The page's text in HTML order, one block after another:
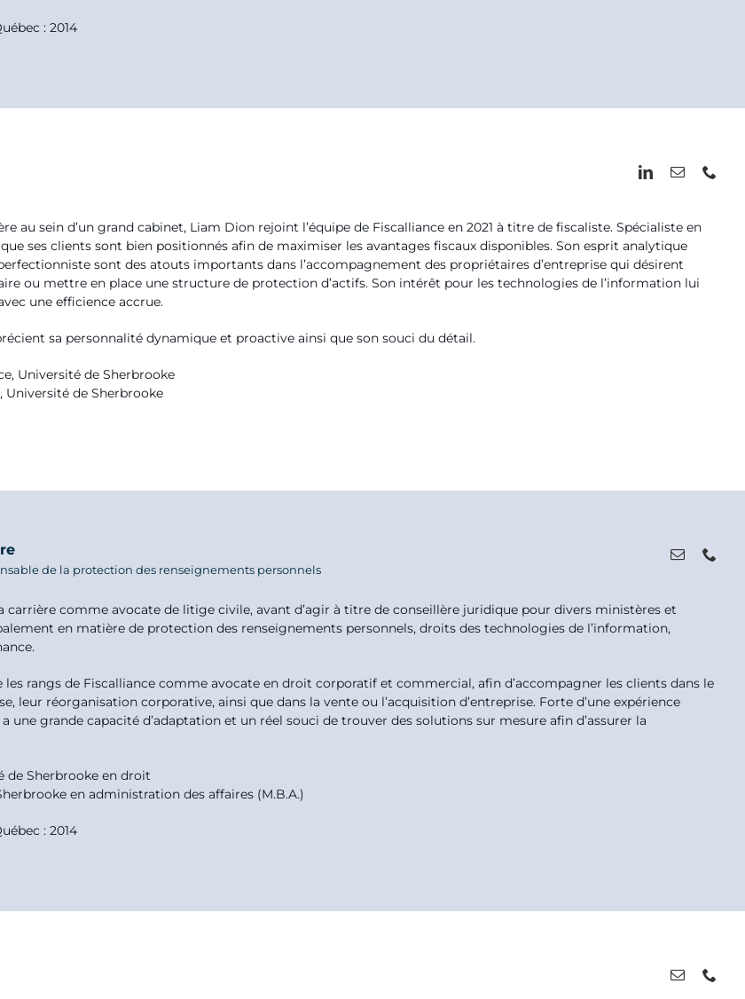
: 2014
au sein d’un grand cabinet, Liam Dion rejoint l’équipe de Fiscalliance en 2021 à titre de fiscaliste. Spécialiste en
ses clients sont bien positionnés afin de maximiser les avantages fiscaux disponibles. Son esprit analytique
sont des atouts importants dans l’accompagnement des propriétaires d’entreprise qui désirent
ou mettre en place une structure de protection d’actifs. Son intérêt pour les technologies de l’information lui
une efficience accrue.
sa personnalité dynamique et proactive ainsi que son souci du détail.
Université de Sherbrooke
Université de Sherbrooke
de la protection des renseignements personnels
carrière comme avocate de litige civile, avant d’agir à titre de conseillère juridique pour divers ministères et
en matière de protection des renseignements personnels, droits des technologies de l’information,
les rangs de Fiscalliance comme avocate en droit corporatif et commercial, afin d’accompagner les clients dans le
leur réorganisation corporative, ainsi que dans la vente ou l’acquisition d’entreprise. Forte d’une expérience
une grande capacité d’adaptation et un réel souci de trouver des solutions sur mesure afin d’assurer la
de Sherbrooke en droit
en administration des affaires (M.B.A.)
: 2014